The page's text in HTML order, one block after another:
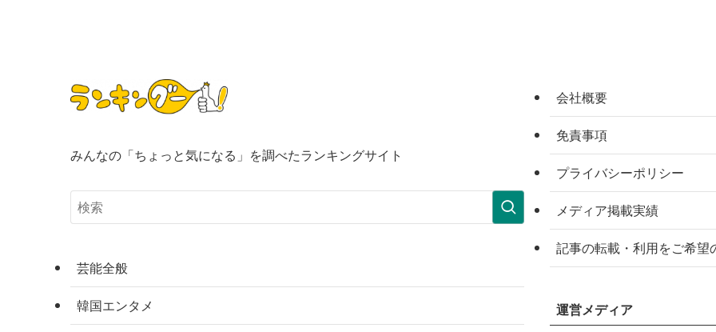
みんなの「ちょっと気になる」を調べたランキングサイト
芸能全般
韓国エンタメ
会社概要
免責事項
プライバシーポリシー
メディア掲載実績
記事の転載・利用をご希望
運営メディア